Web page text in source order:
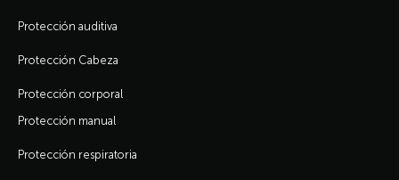
Protección auditiva
Protección Cabeza
Protección corporal
Protección manual
Protección respiratoria